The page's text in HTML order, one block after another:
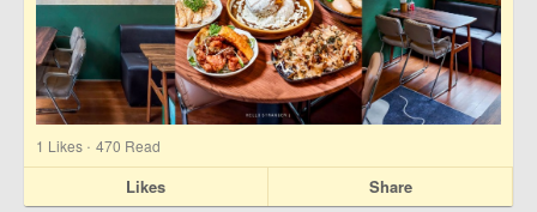
1 Likes · 470 Read
Likes Share